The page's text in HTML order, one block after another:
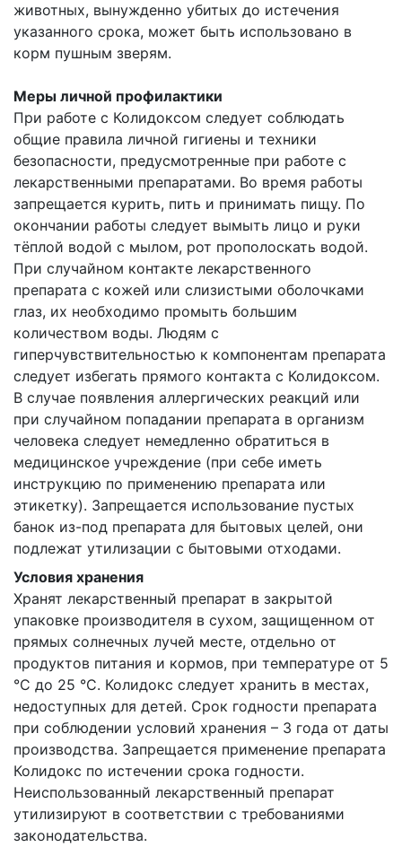
животных, вынужденно убитых до истечения
указанного срока, может быть использовано в
корм пушным зверям.
Меры личной профилактики
При работе с Колидоксом следует соблюдать
общие правила личной гигиены и техники
безопасности, предусмотренные при работе с
лекарственными препаратами. Во время работы
запрещается курить, пить и принимать пищу. По
окончании работы следует вымыть лицо и руки
тёплой водой с мылом, рот прополоскать водой.
При случайном контакте лекарственного
препарата с кожей или слизистыми оболочками
глаз, их необходимо промыть большим
количеством воды. Людям с
гиперчувствительностью к компонентам препарата
следует избегать прямого контакта с Колидоксом.
В случае появления аллергических реакций или
при случайном попадании препарата в организм
человека следует немедленно обратиться в
медицинское учреждение (при себе иметь
инструкцию по применению препарата или
этикетку). Запрещается использование пустых
банок из-под препарата для бытовых целей, они
подлежат утилизации с бытовыми отходами.
Условия хранения
Хранят лекарственный препарат в закрытой
упаковке производителя в сухом, защищенном от
прямых солнечных лучей месте, отдельно от
продуктов питания и кормов, при температуре от 5
°С до 25 °С. Колидокс следует хранить в местах,
недоступных для детей. Срок годности препарата
при соблюдении условий хранения – 3 года от даты
производства. Запрещается применение препарата
Колидокс по истечении срока годности.
Неиспользованный лекарственный препарат
утилизируют в соответствии с требованиями
законодательства.